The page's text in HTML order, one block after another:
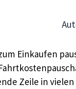
Einkaufen
Zeile in